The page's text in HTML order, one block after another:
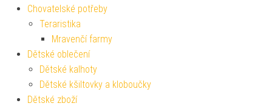
Chovatelské potřeby
Teraristika
Mravenčí farmy
Dětské oblečení
Dětské kalhoty
Dětské kšiltovky a kloboučky
Dětské zboží